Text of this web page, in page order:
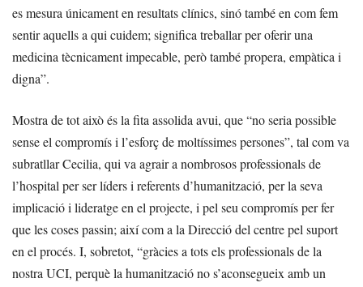
es mesura únicament en resultats clínics, sinó també en com fem
sentir aquells a qui cuidem; significa treballar per oferir una
medicina tècnicament impecable, però també propera, empàtica i
digna”.
Mostra de tot això és la fita assolida avui, que “no seria possible
sense el compromís i l’esforç de moltíssimes persones”, tal com va
subratllar Cecilia, qui va agrair a nombrosos professionals de
l’hospital per ser líders i referents d’humanització, per la seva
implicació i lideratge en el projecte, i pel seu compromís per fer
que les coses passin; així com a la Direcció del centre pel suport
en el procés. I, sobretot, “gràcies a tots els professionals de la
nostra UCI, perquè la humanització no s’aconsegueix amb un